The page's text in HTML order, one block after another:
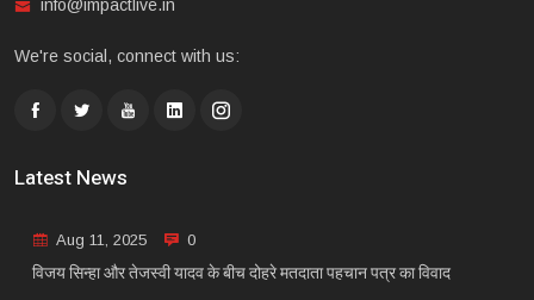
info@impactlive.in
We're social, connect with us:
Latest News
Aug 11, 2025 0
विजय सिन्हा और तेजस्वी यादव के बीच दोहरे मतदाता पहचान पत्र का विवाद